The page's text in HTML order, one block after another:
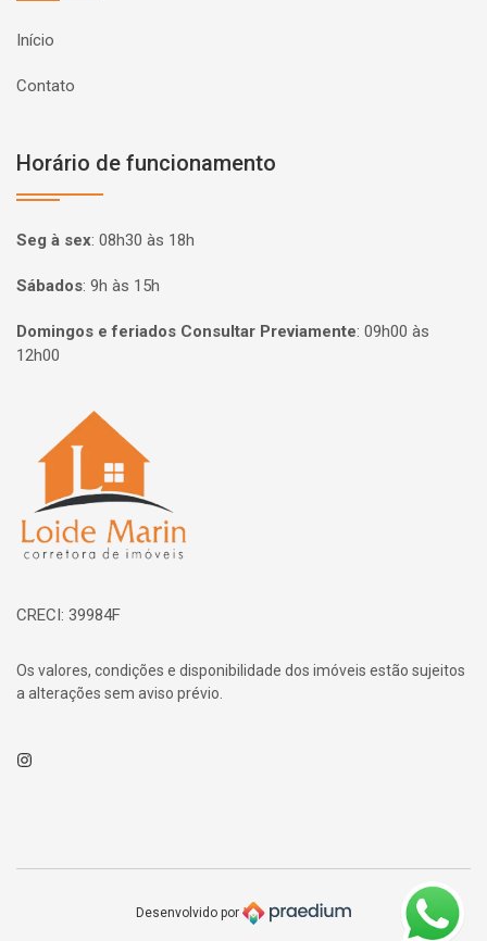
Início
Contato
Horário de funcionamento
Seg à sex: 08h30 às 18h
Sábados: 9h às 15h
Domingos e feriados Consultar Previamente: 09h00 às
12h00
Página inicial
CRECI: 39984F
Os valores, condições e disponibilidade dos imóveis estão sujeitos
a alterações sem aviso prévio.
Instagram
Desenvolvido por